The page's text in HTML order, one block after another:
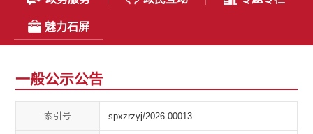
魅力石屏
一般公示公告
索引号 spxzrzyj/2026-00013